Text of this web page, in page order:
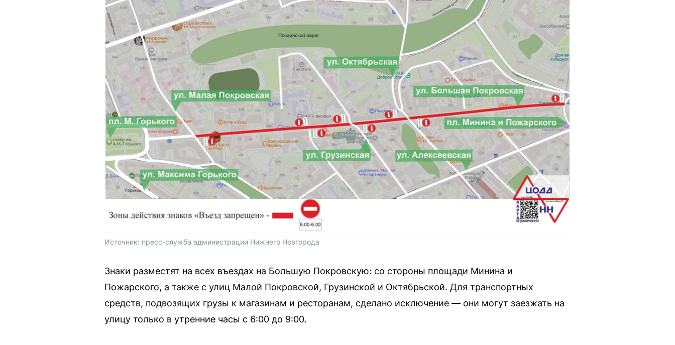
Источник: пресс-служба администрации Нижнего Новгорода
Знаки разместят на всех въездах на Большую Покровскую: со стороны площади Минина и
Пожарского, а также с улиц Малой Покровской, Грузинской и Октябрьской. Для транспортных
средств, подвозящих грузы к магазинам и ресторанам, сделано исключение — они могут заезжать на
улицу только в утренние часы с 6:00 до 9:00.